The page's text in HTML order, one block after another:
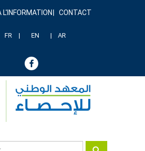
L'INFORMATION CONTACT
FR EN AR